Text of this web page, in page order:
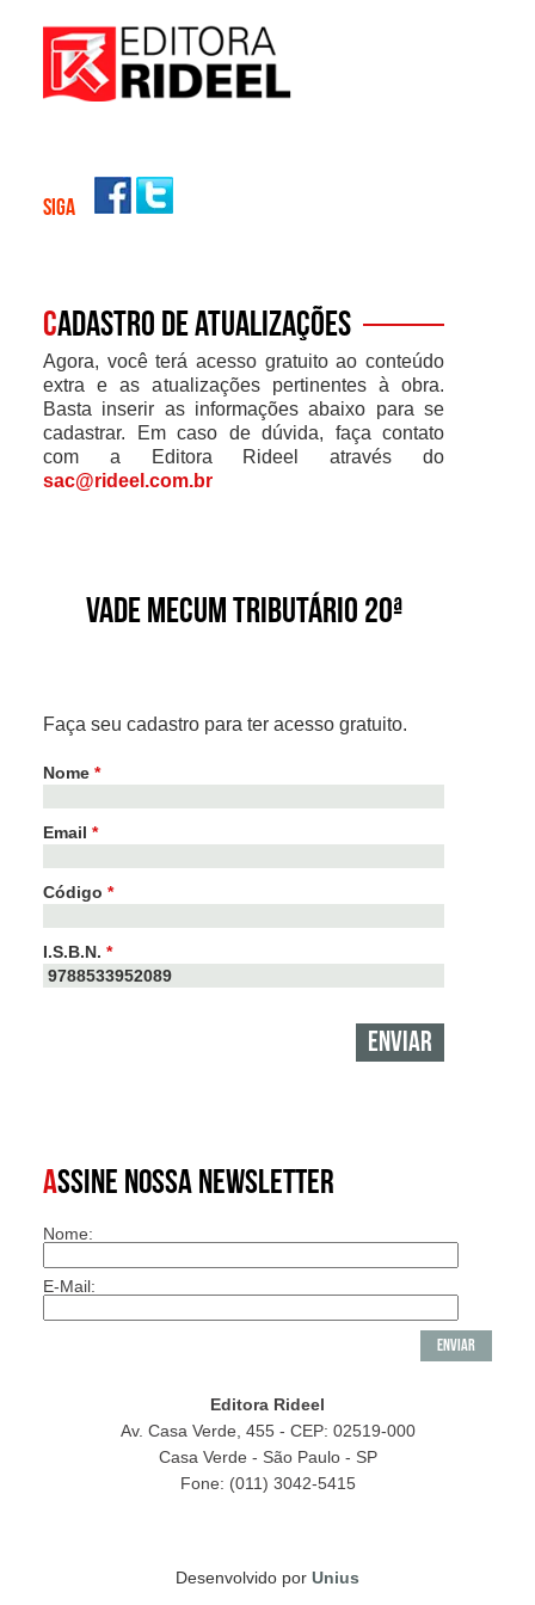
SIGA
Cadastro de atualizações
Agora, você terá acesso gratuito ao conteúdo
extra e as atualizações pertinentes à obra.
Basta inserir as informações abaixo para se
cadastrar. Em caso de dúvida, faça contato
com a Editora Rideel através do
sac@rideel.com.br
Vade Mecum Tributário 20ª
Faça seu cadastro para ter acesso gratuito.
Nome *
Email *
Código *
I.S.B.N. *
ASSINE NOSSA NEWSLETTER
Nome:
E-Mail:
Editora Rideel
Av. Casa Verde, 455 - CEP: 02519-000
Casa Verde - São Paulo - SP
Fone: (011) 3042-5415
Desenvolvido por Unius